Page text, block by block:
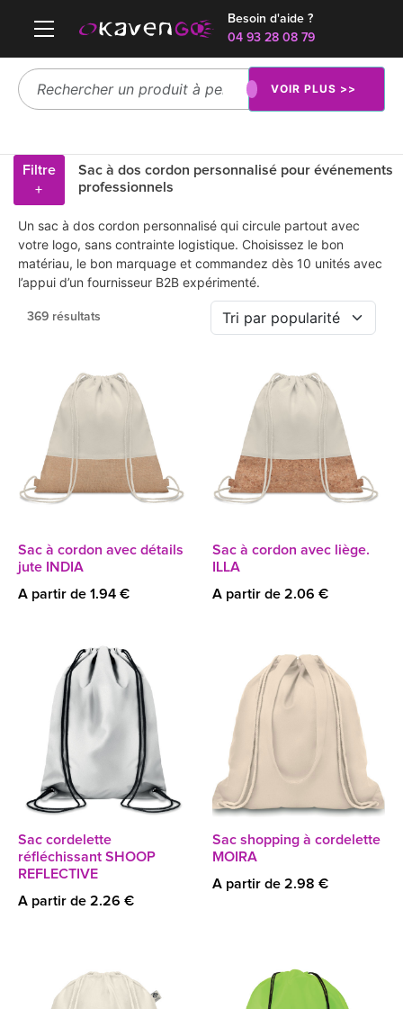
Besoin d'aide ?
04 93 28 08 79
VOIR PLUS >>
Filtre
+
Sac à dos cordon personnalisé pour événements
professionnels
Un sac à dos cordon personnalisé qui circule partout avec
votre logo, sans contrainte logistique. Choisissez le bon
matériau, le bon marquage et commandez dès 10 unités avec
l’appui d’un fournisseur B2B expérimenté.
369 résultats
Sac à cordon avec détails
jute INDIA
A partir de 1.94 €
Sac à cordon avec liège.
ILLA
A partir de 2.06 €
Sac cordelette
réfléchissant SHOOP
REFLECTIVE
A partir de 2.26 €
Sac shopping à cordelette
MOIRA
A partir de 2.98 €